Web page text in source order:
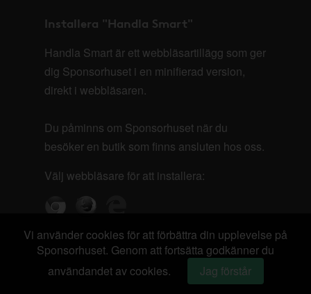
Installera "Handla Smart"
Handla Smart är ett webbläsartillägg som ger
dig Sponsorhuset i en minifierad version,
direkt i webbläsaren.
Du påminns om Sponsorhuset när du
besöker en butik som finns ansluten hos oss.
Välj webbläsare för att installera:
Vi använder cookies för att förbättra din upplevelse på
Sponsorhuset. Genom att fortsätta godkänner du
användandet av cookies.
Jag förstår